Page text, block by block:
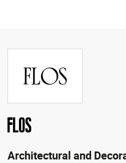
Flos
Architectural and